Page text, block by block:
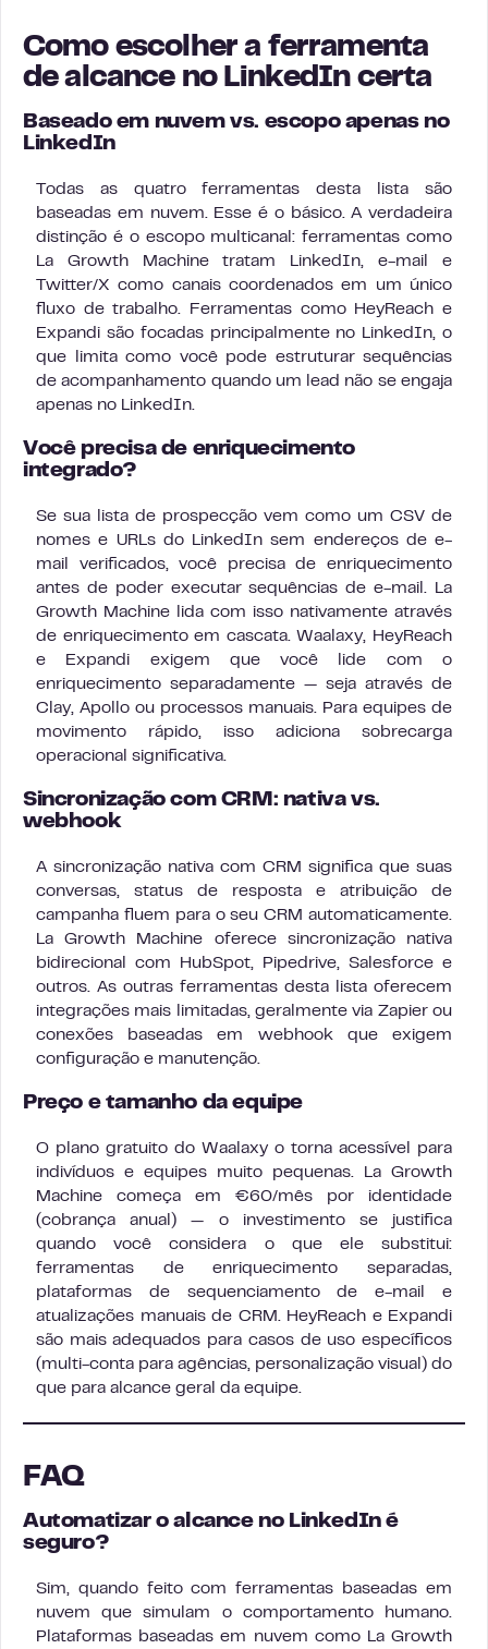
Como escolher a ferramenta
de alcance no LinkedIn certa
Baseado em nuvem vs. escopo apenas no
LinkedIn
Todas as quatro ferramentas desta lista são
baseadas em nuvem. Esse é o básico. A verdadeira
distinção é o escopo multicanal: ferramentas como
La Growth Machine tratam LinkedIn, e-mail e
Twitter/X como canais coordenados em um único
fluxo de trabalho. Ferramentas como HeyReach e
Expandi são focadas principalmente no LinkedIn, o
que limita como você pode estruturar sequências
de acompanhamento quando um lead não se engaja
apenas no LinkedIn.
Você precisa de enriquecimento
integrado?
Se sua lista de prospecção vem como um CSV de
nomes e URLs do LinkedIn sem endereços de e-
mail verificados, você precisa de enriquecimento
antes de poder executar sequências de e-mail. La
Growth Machine lida com isso nativamente através
de enriquecimento em cascata. Waalaxy, HeyReach
e Expandi exigem que você lide com o
enriquecimento separadamente — seja através de
Clay, Apollo ou processos manuais. Para equipes de
movimento rápido, isso adiciona sobrecarga
operacional significativa.
Sincronização com CRM: nativa vs.
webhook
A sincronização nativa com CRM significa que suas
conversas, status de resposta e atribuição de
campanha fluem para o seu CRM automaticamente.
La Growth Machine oferece sincronização nativa
bidirecional com HubSpot, Pipedrive, Salesforce e
outros. As outras ferramentas desta lista oferecem
integrações mais limitadas, geralmente via Zapier ou
conexões baseadas em webhook que exigem
configuração e manutenção.
Preço e tamanho da equipe
O plano gratuito do Waalaxy o torna acessível para
indivíduos e equipes muito pequenas. La Growth
Machine começa em €60/mês por identidade
(cobrança anual) — o investimento se justifica
quando você considera o que ele substitui:
ferramentas de enriquecimento separadas,
plataformas de sequenciamento de e-mail e
atualizações manuais de CRM. HeyReach e Expandi
são mais adequados para casos de uso específicos
(multi-conta para agências, personalização visual) do
que para alcance geral da equipe.
FAQ
Automatizar o alcance no LinkedIn é
seguro?
Sim, quando feito com ferramentas baseadas em
nuvem que simulam o comportamento humano.
Plataformas baseadas em nuvem como La Growth